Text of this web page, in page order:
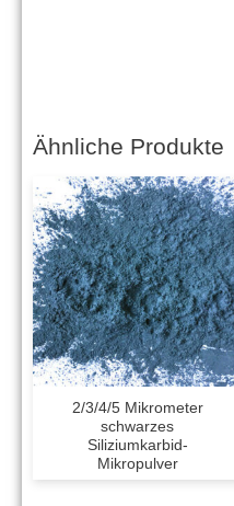
Ähnliche Produkte
2/3/4/5 Mikrometer
schwarzes
Siliziumkarbid-
Mikropulver